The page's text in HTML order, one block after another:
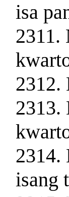
isa
2311.
2312.
2313.
2314.
isang